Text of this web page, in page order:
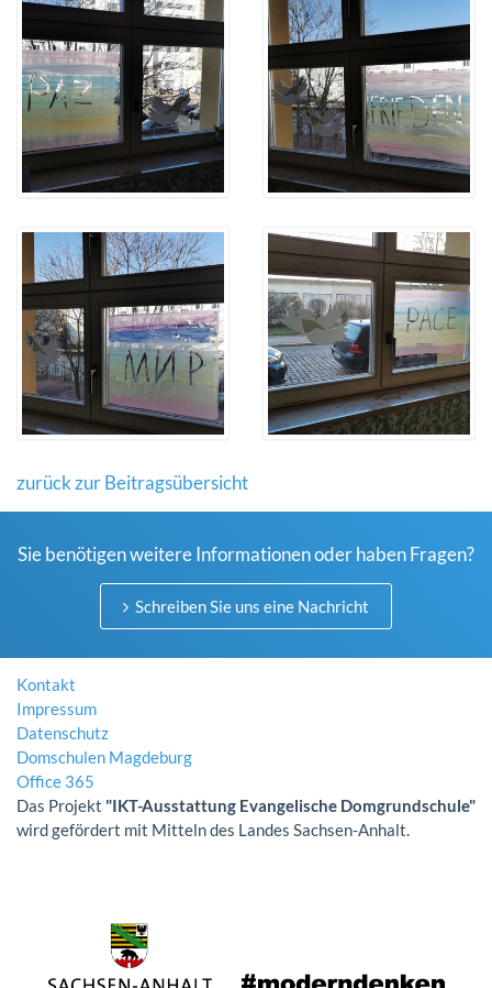
zurück zur Beitragsübersicht
Sie benötigen weitere Informationen oder haben Fragen?
Schreiben Sie uns eine Nachricht
Kontakt
Impressum
Datenschutz
Domschulen Magdeburg
Office 365
Das Projekt "IKT-Ausstattung Evangelische Domgrundschule"
wird gefördert mit Mitteln des Landes Sachsen-Anhalt.